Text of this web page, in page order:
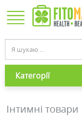
Категорії
Інтимні товари